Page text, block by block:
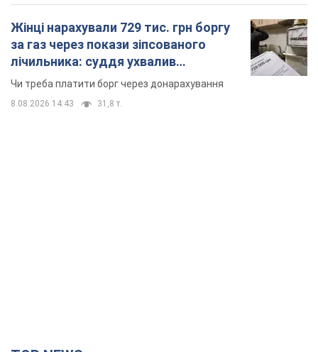
Жінці нарахували 729 тис. грн боргу
за газ через покази зіпсованого
лічильника: суддя ухвалив
неочікуване рішення
Чи треба платити борг через донарахування
8.08.2026 14:43 31,8 т.